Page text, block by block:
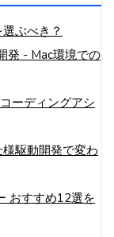
ぶべき？
発 - Mac環境での
ーディングアシ
駆動開発で変わ
おすすめ12選を